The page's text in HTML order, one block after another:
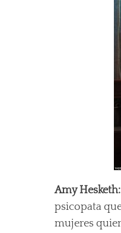
Amy Hesketh:
psicopata
mujeres